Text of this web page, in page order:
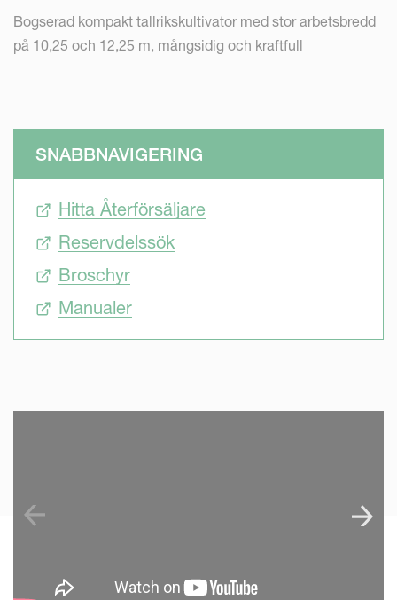
Bogserad kompakt tallrikskultivator med stor arbetsbredd
på 10,25 och 12,25 m, mångsidig och kraftfull
SNABBNAVIGERING
Hitta Återförsäljare
Reservdelssök
Broschyr
Manualer